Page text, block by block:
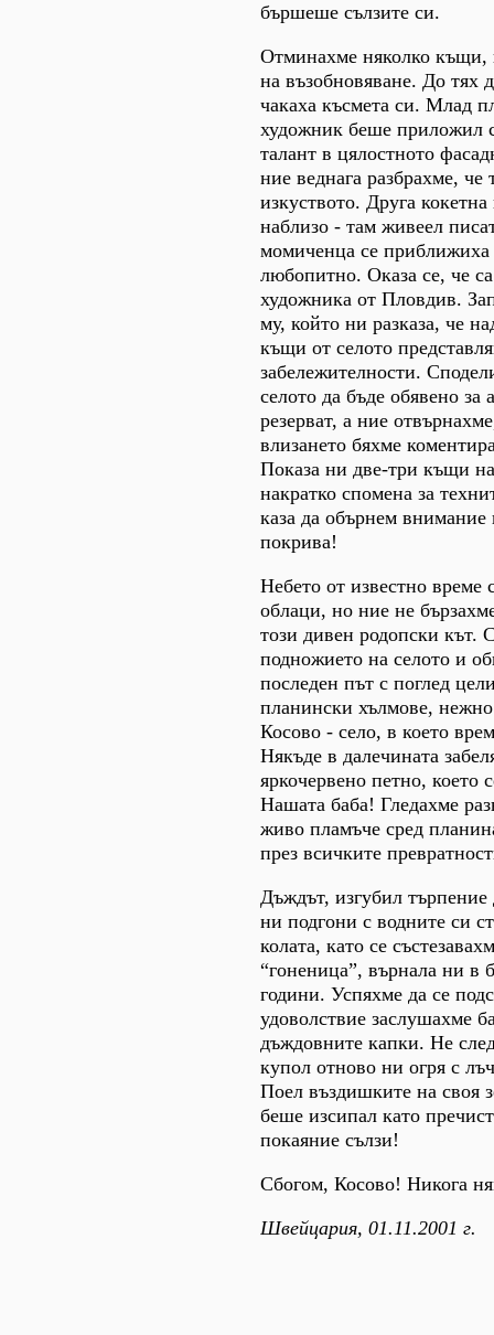
бършеше сълзите си.
Отминахме няколко къщи,
на възобновяване. До тях
чакаха късмета си. Млад
художник беше приложил
талант в цялостното
ние веднага разбрахме,
изкуството. Друга
наблизо - там живеел
момиченца се приближиха
любопитно. Оказа се, че
художника от Пловдив.
му, който ни разказа, че
къщи от селото
забележителности.
селото да бъде обявено за
резерват, а ние
влизането бяхме
Показа ни две-три къщи
накратко спомена за
каза да обърнем внимание
покрива!
Небето от известно време
облаци, но ние не
този дивен родопски кът.
подножието на селото и
последен път с поглед
планински хълмове,
Косово - село, в което
Някъде в далечината
яркочервено петно, което
Нашата баба! Гледахме
живо пламъче сред
през всичките
Дъждът, изгубил търпение
ни подгони с водните си
колата, като се
“гоненица”, върнала ни в
години. Успяхме да се
удоволствие заслушахме
дъждовните капки. Не
купол отново ни огря с
Поел въздишките на своя
беше изсипал като
покаяние сълзи!
Сбогом, Косово! Никога
Швейцария, 01.11.2001 г.